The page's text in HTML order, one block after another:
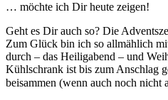
… möchte ich Dir heute zeigen!
Geht es Dir auch so? Die
Zum Glück bin ich so allmählich
durch – das Heiligabend – und
Kühlschrank ist bis zum Anschlag
beisammen (wenn auch noch nicht